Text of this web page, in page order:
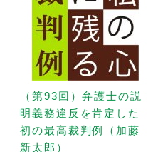
（第93回）弁護士の説
明義務違反を肯定した
初の最高裁判例（加藤
新太郎）